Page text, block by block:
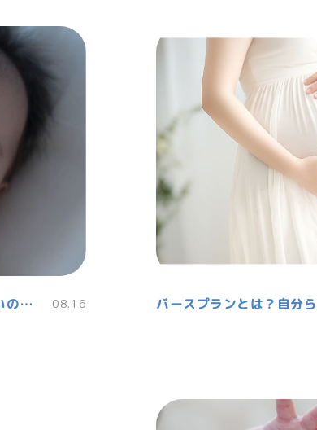
赤ちゃんの保湿対策いつから始める？どうすればいいの？塗り方や選び方 08.16